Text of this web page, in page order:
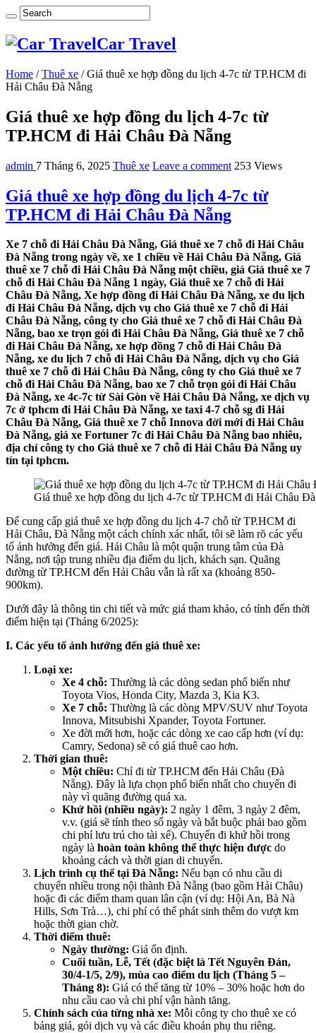
Car Travel
Home / Thuê xe / Giá thuê xe hợp đồng du lịch 4-7c từ TP.HCM đi
Hải Châu Đà Nẵng
Giá thuê xe hợp đồng du lịch 4-7c từ
TP.HCM đi Hải Châu Đà Nẵng
admin 7 Tháng 6, 2025 Thuê xe Leave a comment 253 Views
Giá thuê xe hợp đồng du lịch 4-7c từ
TP.HCM đi Hải Châu Đà Nẵng
Xe 7 chỗ đi Hải Châu Đà Nẵng, Giá thuê xe 7 chỗ đi Hải Châu
Đà Nẵng trong ngày về, xe 1 chiều về Hải Châu Đà Nẵng, Giá
thuê xe 7 chỗ đi Hải Châu Đà Nẵng một chiều, giá Giá thuê xe 7
chỗ đi Hải Châu Đà Nẵng 1 ngày, Giá thuê xe 7 chỗ đi Hải
Châu Đà Nẵng, Xe hợp đồng đi Hải Châu Đà Nẵng, xe du lịch
đi Hải Châu Đà Nẵng, dịch vụ cho Giá thuê xe 7 chỗ đi Hải
Châu Đà Nẵng, công ty cho Giá thuê xe 7 chỗ đi Hải Châu Đà
Nẵng, bao xe trọn gói đi Hải Châu Đà Nẵng, Giá thuê xe 7 chỗ
đi Hải Châu Đà Nẵng, xe hợp đồng 7 chỗ đi Hải Châu Đà
Nẵng, xe du lịch 7 chỗ đi Hải Châu Đà Nẵng, dịch vụ cho Giá
thuê xe 7 chỗ đi Hải Châu Đà Nẵng, công ty cho Giá thuê xe 7
chỗ đi Hải Châu Đà Nẵng, bao xe 7 chỗ trọn gói đi Hải Châu
Đà Nẵng, xe 4c-7c từ Sài Gòn về Hải Châu Đà Nẵng, xe dịch vụ
7c ở tphcm đi Hải Châu Đà Nẵng, xe taxi 4-7 chỗ sg đi Hải
Châu Đà Nẵng, Giá thuê xe 7 chỗ Innova đời mới đi Hải Châu
Đà Nẵng, giá xe Fortuner 7c đi Hải Châu Đà Nẵng bao nhiêu,
địa chỉ công ty cho Giá thuê xe 7 chỗ đi Hải Châu Đà Nẵng uy
tín tại tphcm.
Giá thuê xe hợp đồng du lịch 4-7c từ TP.HCM đi Hải Châu
Để cung cấp giá thuê xe hợp đồng du lịch 4-7 chỗ từ TP.HCM đi
Hải Châu, Đà Nẵng một cách chính xác nhất, tôi sẽ làm rõ các yếu
tố ảnh hưởng đến giá. Hải Châu là một quận trung tâm của Đà
Nẵng, nơi tập trung nhiều địa điểm du lịch, khách sạn. Quãng
đường từ TP.HCM đến Hải Châu vẫn là rất xa (khoảng 850-
900km).
Dưới đây là thông tin chi tiết và mức giá tham khảo, có tính đến thời
điểm hiện tại (Tháng 6/2025):
I. Các yếu tố ảnh hưởng đến giá thuê xe:
Loại xe:
Xe 4 chỗ: Thường là các dòng sedan phổ biến như
Toyota Vios, Honda City, Mazda 3, Kia K3.
Xe 7 chỗ: Thường là các dòng MPV/SUV như Toyota
Innova, Mitsubishi Xpander, Toyota Fortuner.
Xe đời mới hơn, hoặc các dòng xe cao cấp hơn (ví dụ:
Camry, Sedona) sẽ có giá thuê cao hơn.
Thời gian thuê:
Một chiều: Chỉ đi từ TP.HCM đến Hải Châu (Đà
Nẵng). Đây là lựa chọn phổ biến nhất cho chuyến đi
này vì quãng đường quá xa.
Khứ hồi (nhiều ngày): 2 ngày 1 đêm, 3 ngày 2 đêm,
v.v. (giá sẽ tính theo số ngày và bắt buộc phải bao gồm
chi phí lưu trú cho tài xế). Chuyến đi khứ hồi trong
ngày là hoàn toàn không thể thực hiện được do
khoảng cách và thời gian di chuyển.
Lịch trình cụ thể tại Đà Nẵng: Nếu bạn có nhu cầu di
chuyển nhiều trong nội thành Đà Nẵng (bao gồm Hải Châu)
hoặc đi các điểm tham quan lân cận (ví dụ: Hội An, Bà Nà
Hills, Sơn Trà…), chi phí có thể phát sinh thêm do vượt km
hoặc thời gian chờ.
Thời điểm thuê:
Ngày thường: Giá ổn định.
Cuối tuần, Lễ, Tết (đặc biệt là Tết Nguyên Đán,
30/4-1/5, 2/9), mùa cao điểm du lịch (Tháng 5 –
Tháng 8): Giá có thể tăng từ 10% – 30% hoặc hơn do
nhu cầu cao và chi phí vận hành tăng.
Chính sách của từng nhà xe: Mỗi công ty cho thuê xe có
bảng giá, gói dịch vụ và các điều khoản phụ thu riêng.